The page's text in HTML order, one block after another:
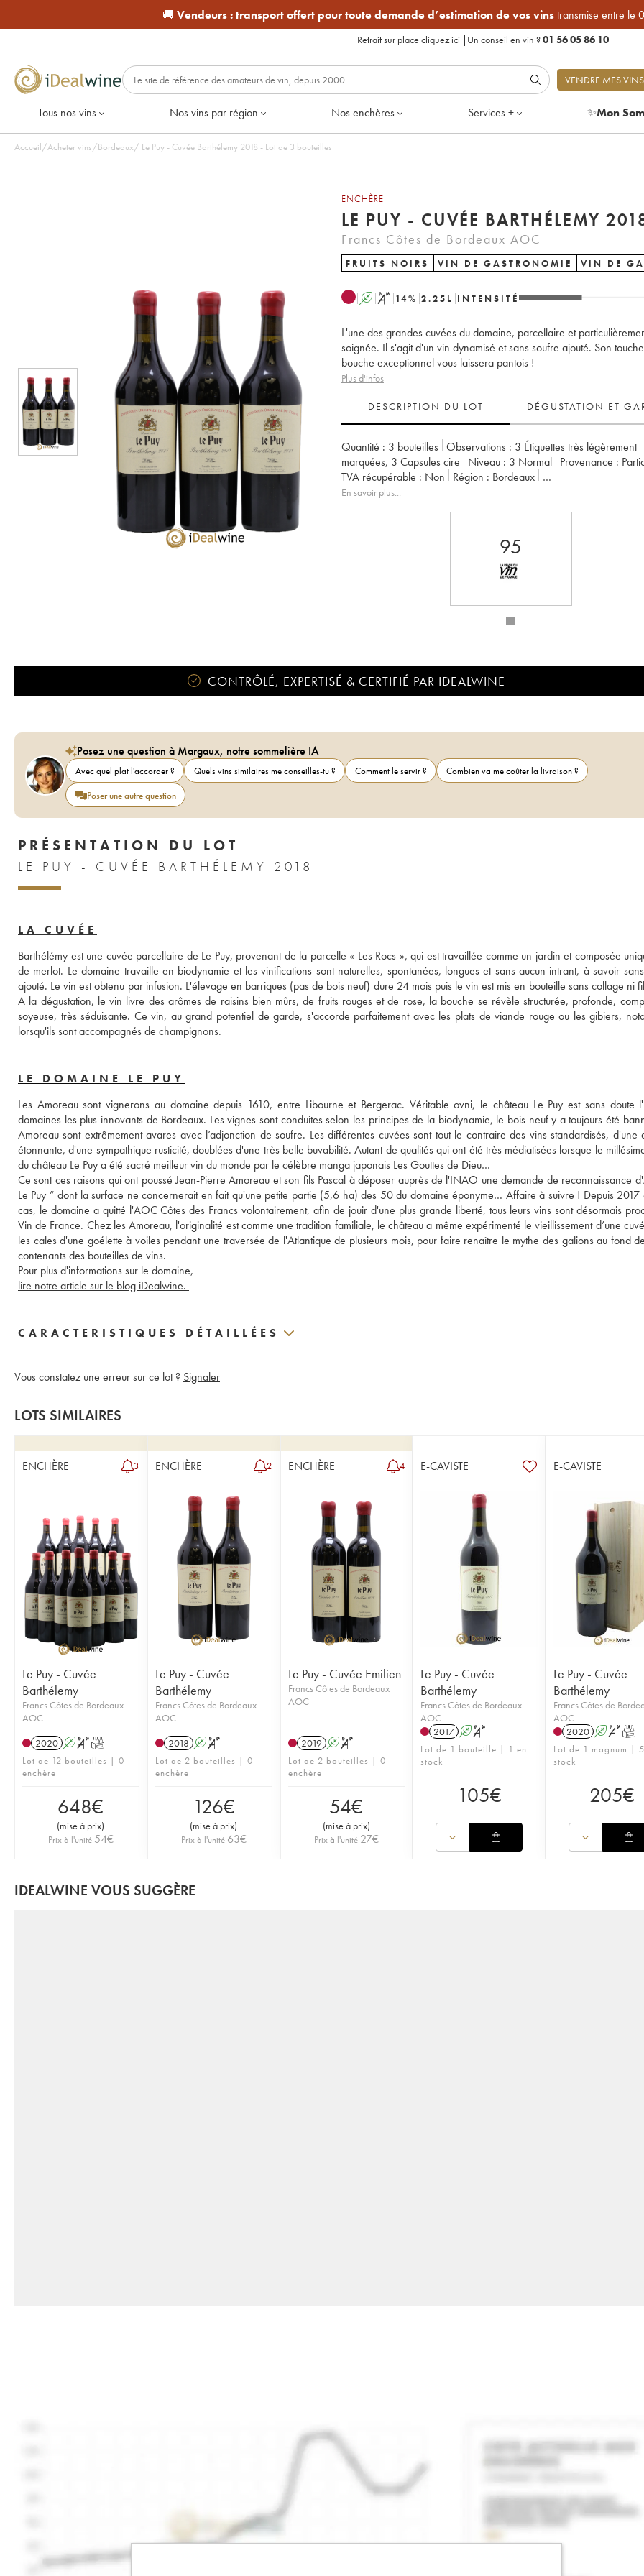
🚚 Vendeurs :transport offert pour toute demande d’estimation de vos vinstransmise entre le
Retrait sur place cliquez ici | Un conseil en vin ?01 56 05 86 10
VENDRE MES VINS
Tous nos vins Nos vins par région Nos enchères Services + ✨Mon
Accueil/Acheter vins/Bordeaux/ Le Puy - Cuvée Barthélemy 2018 - Lot de 3 bouteilles
ENCHÈRE
LE PUY - CUVÉE
Francs Côtes de Bordeaux AOC
FRUITS NOIRS VIN DE GASTRONOMIE VIN DE
A S 14% 2.25 L INTENSITÉ
L'une des grandes cuvées du domaine, parcellaire et
soignée. Il s'agit d'un vin dynamisé et sans soufre ajouté. Son
bouche exceptionnel vous laissera pantois !
Plus d'infos
DESCRIPTION DU LOT DÉGUSTATION ET
Quantité : 3 bouteilles Observations : 3 Étiquettes très légèrement
marquées, 3 Capsules cire Niveau : 3 Normal Provenance :
TVA récupérable :
non Région :
Bordeaux
Appellation :
En savoir plus...
95
CONTRÔLÉ, EXPERTISÉ & CERTIFIÉ PAR IDEALWINE
Posez une question à Margaux, notre sommelière IA
Avec quel plat l'accorder ? Quels vins similaires me conseilles-tu ? Comment le servir ?
Combien va me coûter la livraison ?
Poser une autre question
PRÉSENTATION DU LOT
LE PUY - CUVÉE BARTHÉLEMY 2018
LA CUVÉE
Barthélémy est une cuvée parcellaire de Le Puy, provenant de la parcelle « Les Rocs », qui est travaillée comme un jardin et composée
de merlot. Le domaine travaille en biodynamie et les vinifications sont naturelles, spontanées, longues et sans aucun intrant, à savoir
ajouté. Le vin est obtenu par infusion. L'élevage en barriques (pas de bois neuf) dure 24 mois puis le vin est mis en bouteille sans collage ni
A la dégustation, le vin livre des arômes de raisins bien mûrs, de fruits rouges et de rose, la bouche se révèle structurée, profonde,
soyeuse, très séduisante. Ce vin, au grand potentiel de garde, s'accorde parfaitement avec les plats de viande rouge ou les gibiers,
lorsqu'ils sont accompagnés de champignons.
LE DOMAINE LE PUY
Les Amoreau sont vignerons au domaine depuis 1610, entre Libourne et Bergerac. Véritable ovni, le château Le Puy est sans doute
domaines les plus innovants de Bordeaux. Les vignes sont conduites selon les principes de la biodynamie, le bois neuf y a toujours été
Amoreau sont extrêmement avares avec l’adjonction de soufre. Les différentes cuvées sont tout le contraire des vins standardisés, d'une
étonnante, d'une sympathique rusticité, doublées d'une très belle buvabilité. Autant de qualités qui ont été très médiatisées lorsque le
du château Le Puy a été sacré meilleur vin du monde par le célèbre manga japonais Les Gouttes de Dieu…
Ce sont ces raisons qui ont poussé Jean-Pierre Amoreau et son fils Pascal à déposer auprès de l'INAO une demande de reconnaissance
Le Puy ” dont la surface ne concernerait en fait qu'une petite partie (5,6 ha) des 50 du domaine éponyme… Affaire à suivre ! Depuis 2017
cas, le domaine a quitté l'AOC Côtes des Francs volontairement, afin de jouir d'une plus grande liberté, tous leurs vins sont désormais
Vin de France. Chez les Amoreau, l'originalité est comme une tradition familiale, le château a même expérimenté le vieillissement d’une
les cales d'une goélette à voiles pendant une traversée de l'Atlantique de plusieurs mois, pour faire renaître le mythe des galions au fond
contenants des bouteilles de vins.
Pour plus d'informations sur le domaine,
CARACTERISTIQUES DÉTAILLÉES
Vous constatez une erreur sur ce lot ? Signaler
LOTS SIMILAIRES
ENCHÈRE 3
Le Puy - Cuvée
Barthélemy
Francs Côtes de Bordeaux
AOC
2020 A ST
Lot de 12 bouteilles | 0
enchère
648€
(mise à prix)
Prix à l'unité 54€
ENCHÈRE 2
Le Puy - Cuvée
Barthélemy
Francs Côtes de Bordeaux
AOC
2018 A S
Lot de 2 bouteilles | 0
enchère
126€
(mise à prix)
Prix à l'unité 63€
ENCHÈRE 4
Le Puy - Cuvée Emilien
Francs Côtes de Bordeaux
AOC
2019 A S
Lot de 2 bouteilles | 0
enchère
54€
(mise à prix)
Prix à l'unité 27€
E-CAVISTE
Le Puy - Cuvée
Barthélemy
Francs Côtes de Bordeaux
AOC
2017 A S
Lot de 1 bouteille | 1 en
stock
105€
E-CAVISTE
Le Puy - Cuvée
Barthélemy
Francs Côtes de
AOC
2020 A ST
Lot de 1 magnum |
stock
205€
IDEALWINE VOUS SUGGÈRE